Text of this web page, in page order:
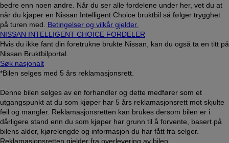
bedre enn noen andre. Når du ser alle fordelene under her, vet du at
når du kjøper en Nissan Intelligent Choice bruktbil så følger trygghet
på turen med. Betingelser og vilkår gjelder.
NISSAN INTELLIGENT CHOICE FORDELER
Hvis du ikke fant din foretrukne brukte Nissan, kan du også ta en titt på
Nissan Bruktbilportal.
Søk nasjonalt
*Bilen selges med 5 års reklamasjonsrett.
Denne bilen selges av en forhandler og dette medfører som et
utgangspunkt at du som kjøper har 5 års reklamasjonsrett mot skjulte
feil og mangler. Reklamasjonsretten kan brukes dersom bilen er i
dårligere stand enn du som kjøper har grunn til å forvente, basert på
bilens alder, kjørelengde og informasjon du har fått fra selger.
Reklamasjonsretten gjelder fra overlevering av bilen.